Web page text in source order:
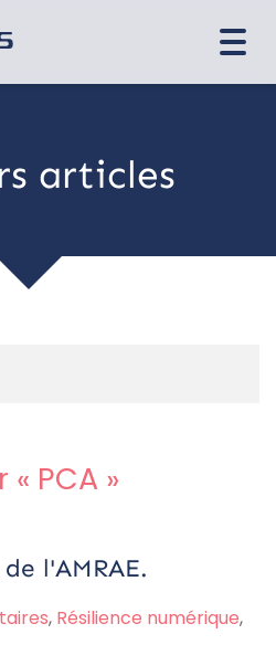
articles
« PCA »
l'AMRAE.
, Résilience numérique,